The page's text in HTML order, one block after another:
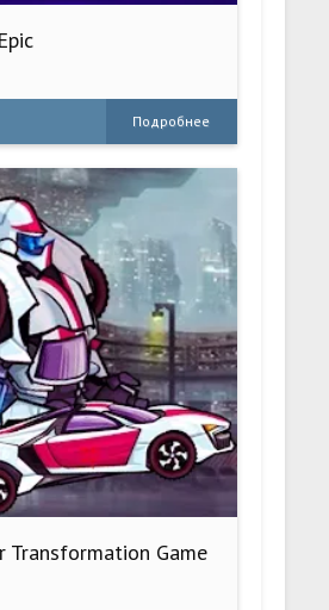
Подробнее
Transformation Game